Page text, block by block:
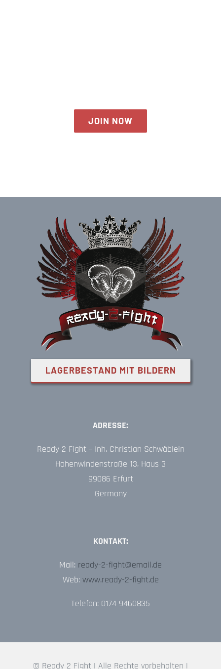
JOIN NOW
ADRESSE:
Ready 2 Fight – Inh. Christian Schwäblein
Hohenwindenstraße 13, Haus 3
99086 Erfurt
Germany
KONTAKT:
Mail: ready-2-fight@email.de
Web: www.ready-2-fight.de
Telefon: 0174 9460835
LAGERBESTAND MIT BILDERN
© Ready 2 Fight | Alle Rechte vorbehalten |